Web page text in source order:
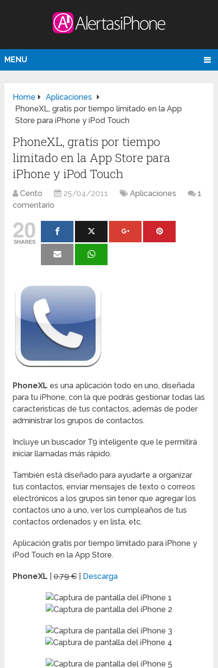
MENU
Home
Aplicaciones
PhoneXL, gratis por tiempo limitado en la App
Store para iPhone y iPod Touch
PhoneXL, gratis por tiempo
limitado en la App Store para
iPhone y iPod Touch
Cento 25/04/2011 Aplicaciones
1
comentario
20
SHARES
PhoneXL es una aplicación todo en uno, diseñada
para tu iPhone, con la que podrás gestionar todas las
características de tus contactos, además de poder
administrar los grupos de contactos.
Incluye un buscador T9 inteligente que le permitirá
iniciar llamadas más rápido.
También está diseñado para ayudarte a organizar
tus contactos, enviar mensajes de texto o correos
electrónicos a los grupos sin tener que agregar los
contactos uno a uno, ver los cumpleaños de tus
contactos ordenados y en lista, etc.
Aplicación gratis por tiempo limitado para iPhone y
iPod Touch en la App Store.
PhoneXL |0.79 € Descarga